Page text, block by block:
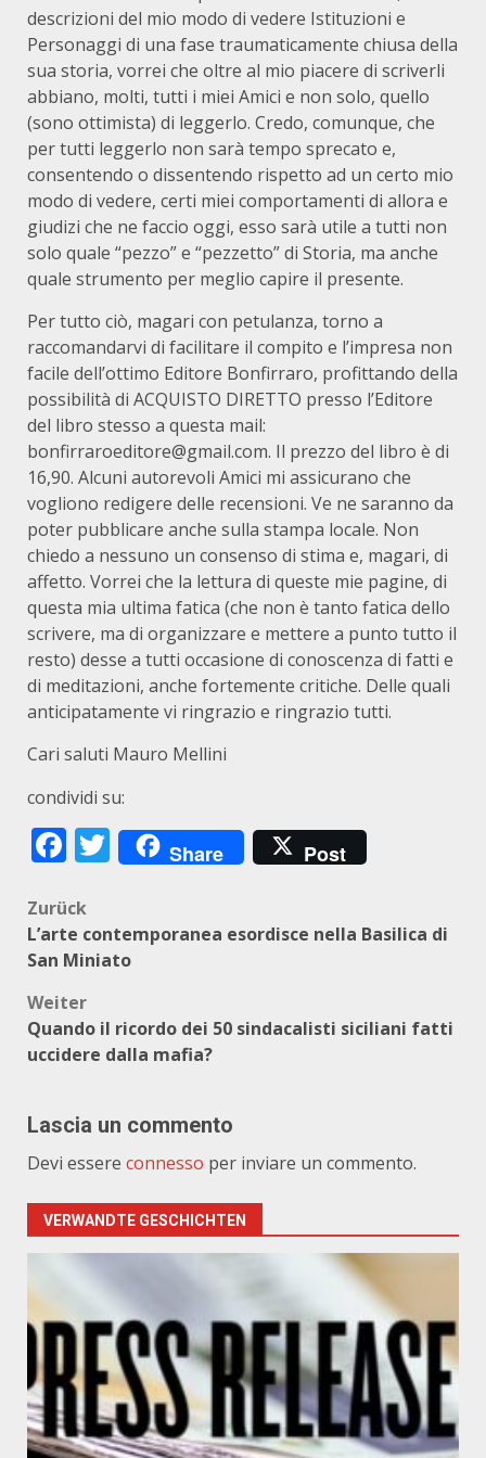
descrizioni del mio modo di vedere Istituzioni e
Personaggi di una fase traumaticamente chiusa della
sua storia, vorrei che oltre al mio piacere di scriverli
abbiano, molti, tutti i miei Amici e non solo, quello
(sono ottimista) di leggerlo. Credo, comunque, che
per tutti leggerlo non sarà tempo sprecato e,
consentendo o dissentendo rispetto ad un certo mio
modo di vedere, certi miei comportamenti di allora e
giudizi che ne faccio oggi, esso sarà utile a tutti non
solo quale “pezzo” e “pezzetto” di Storia, ma anche
quale strumento per meglio capire il presente.
Per tutto ciò, magari con petulanza, torno a
raccomandarvi di facilitare il compito e l’impresa non
facile dell’ottimo Editore Bonfirraro, profittando della
possibilità di ACQUISTO DIRETTO presso l’Editore
del libro stesso a questa mail:
bonfirraroeditore@gmail.com. Il prezzo del libro è di
16,90. Alcuni autorevoli Amici mi assicurano che
vogliono redigere delle recensioni. Ve ne saranno da
poter pubblicare anche sulla stampa locale. Non
chiedo a nessuno un consenso di stima e, magari, di
affetto. Vorrei che la lettura di queste mie pagine, di
questa mia ultima fatica (che non è tanto fatica dello
scrivere, ma di organizzare e mettere a punto tutto il
resto) desse a tutti occasione di conoscenza di fatti e
di meditazioni, anche fortemente critiche. Delle quali
anticipatamente vi ringrazio e ringrazio tutti.
Cari saluti Mauro Mellini
condividi su:
Facebook
Twitter
Share Post
Beitragsnavigation
Zurück
L’arte contemporanea esordisce nella Basilica di
San Miniato
Weiter
Quando il ricordo dei 50 sindacalisti siciliani fatti
uccidere dalla mafia?
Lascia un commento
Devi essere connesso per inviare un commento.
VERWANDTE GESCHICHTEN